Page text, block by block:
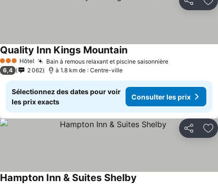
Partager
3 ÉtoilesHôtel Bain à remous relaxant et piscine saisonnière
Quality Inn Kings Mountain
6,4 2 062 à 1.8 km de : Centre-ville
Sélectionnez des dates pour voir
les prix exacts
Consulter les prix
Partager
Hampton Inn & Suites Shelby